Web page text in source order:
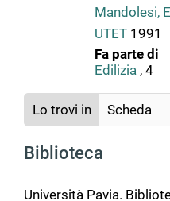
documento
Mandolesi,
UTET 1991
Fa parte di
Edilizia, 4
Lo trovi in Scheda
Biblioteca
Università Pavia.